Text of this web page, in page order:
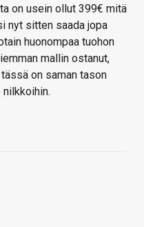
on usein ollut 399€ mitä
nyt sitten saada jopa
huonompaa tuohon
mallin ostanut,
on saman tason
nilkkoihin.